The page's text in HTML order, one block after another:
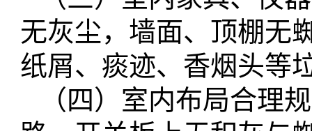
无灰尘，墙面、顶棚无
纸屑、痰迹、香烟头等
（四）室内布局合理